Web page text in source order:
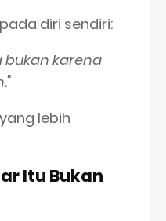
diri sendiri:
bukan karena
lebih
Itu Bukan